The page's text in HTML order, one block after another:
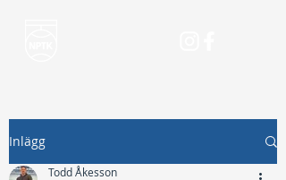
Inlägg
Todd Åkesson